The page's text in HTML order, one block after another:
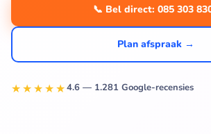
📞 Bel direct: 085 303
Plan afspraak →
★★★★★4.6 — 1.281 Google-recensies